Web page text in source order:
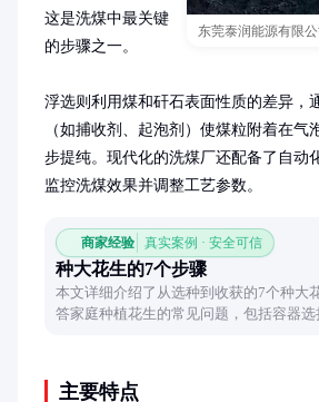
东莞泰润能源有限公
这是洗煤中最关键
的步骤之一。
浮选则利用煤和矸石表面性质的差异，
（如捕收剂、起泡剂）使煤粒附着在气
步提纯。现代化的洗煤厂还配备了自动
监控洗煤效果并调整工艺参数。
商家经验 真实案例 · 安全可信
种大花生的7个步骤
本文详细介绍了从选种到收获的7个种大
答家庭种植花生的常见问题，包括容器
主要特点